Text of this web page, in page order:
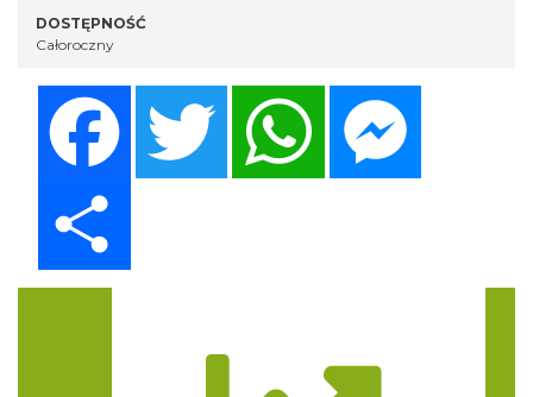
DOSTĘPNOŚĆ
Całoroczny
Twitter WhatsApp